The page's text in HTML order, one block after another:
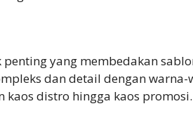
yang membedakan
dan detail dengan
distro hingga kaos promosi.